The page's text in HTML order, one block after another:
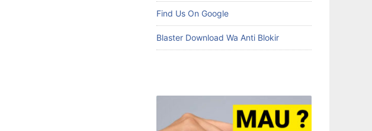
Find Us On Google
Blaster Download Wa Anti Blokir